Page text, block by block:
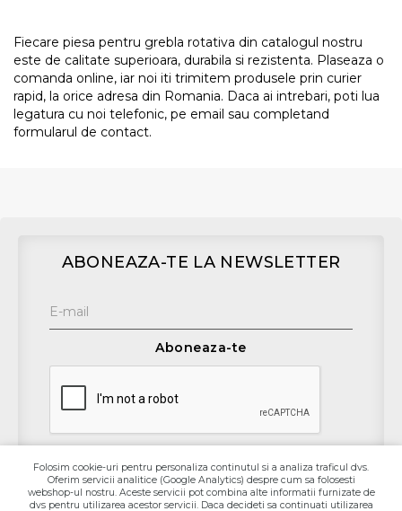
Fiecare piesa pentru grebla rotativa din catalogul nostru
este de calitate superioara, durabila si rezistenta. Plaseaza o
comanda online, iar noi iti trimitem produsele prin curier
rapid, la orice adresa din Romania. Daca ai intrebari, poti lua
legatura cu noi telefonic, pe email sau completand
formularul de contact.
ABONEAZA-TE LA NEWSLETTER
Aboneaza-te
Contact
Folosim cookie-uri pentru personaliza continutul si a analiza traficul dvs.
Oferim servicii analitice (Google Analytics) despre cum sa folosesti
webshop-ul nostru. Aceste servicii pot combina alte informatii furnizate de
dvs pentru utilizarea acestor servicii. Daca decideti sa continuati utilizarea